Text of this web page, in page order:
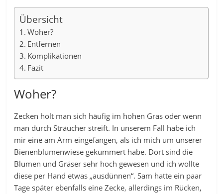
Übersicht
Woher?
Entfernen
Komplikationen
Fazit
Woher?
Zecken holt man sich häufig im hohen Gras oder wenn
man durch Sträucher streift. In unserem Fall habe ich
mir eine am Arm eingefangen, als ich mich um unserer
Bienenblumenwiese gekümmert habe. Dort sind die
Blumen und Gräser sehr hoch gewesen und ich wollte
diese per Hand etwas „ausdünnen“. Sam hatte ein paar
Tage später ebenfalls eine Zecke, allerdings im Rücken,